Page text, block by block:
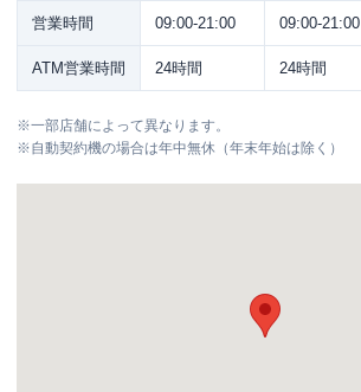
営業時間 09:00-21:00 09:00-21:00
ATM営業時間 24時間 24時間
※一部店舗によって異なります。
※自動契約機の場合は年中無休（年末年始は除く）